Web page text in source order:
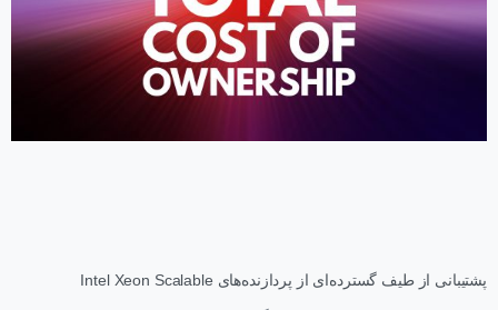
پشتیبانی از طیف گسترده‌ای از پردازنده‌های Intel Xeon Scalable